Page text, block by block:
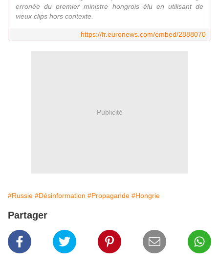
erronée du premier ministre hongrois élu en utilisant de
vieux clips hors contexte.
https://fr.euronews.com/embed/2888070
Publicité
#Russie #Désinformation #Propagande #Hongrie
Partager